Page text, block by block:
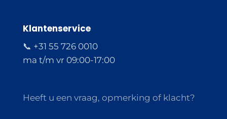
Klantenservice
📞 +31 55 726 0010
ma t/m vr 09:00-17:00
Heeft u een vraag, opmerking of klacht?